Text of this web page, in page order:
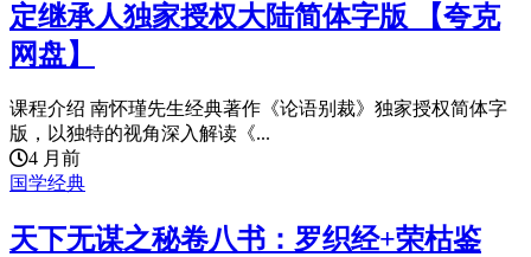
定继承人独家授权大陆简体字版 【夸克
网盘】
课程介绍 南怀瑾先生经典著作《论语别裁》独家授权简体字
版，以独特的视角深入解读《...
4 月前
国学经典
天下无谋之秘卷八书：罗织经+荣枯鉴